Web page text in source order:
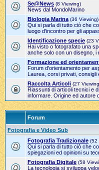
Se@News (8 Viewing)
News dal MondoMarino
Biologia Marina (36 Viewing)
Qui si parla di tutto ciò che
luogo d'incontro per gli
Identificazione specie (23
Hai visto o fotografato una
anche solo con un disegno, i
Formazione ed
Forum d'orientamento per
Laurea, corsi privati, consigli
Raccolta Articoli (27
Riassunti di articoli tecnici e
informare. Origine ed autore
Forum
Fotografia e Video Sub
Fotografia Tradizionale (52
Qui si parla di tutto ciò che
spiegazioni ed opinioni su
Fotografia Digitale (58
La tecnologia si sviluppa